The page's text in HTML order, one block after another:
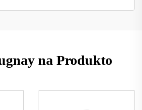
na Produkto